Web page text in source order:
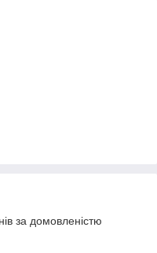
за домовленістю